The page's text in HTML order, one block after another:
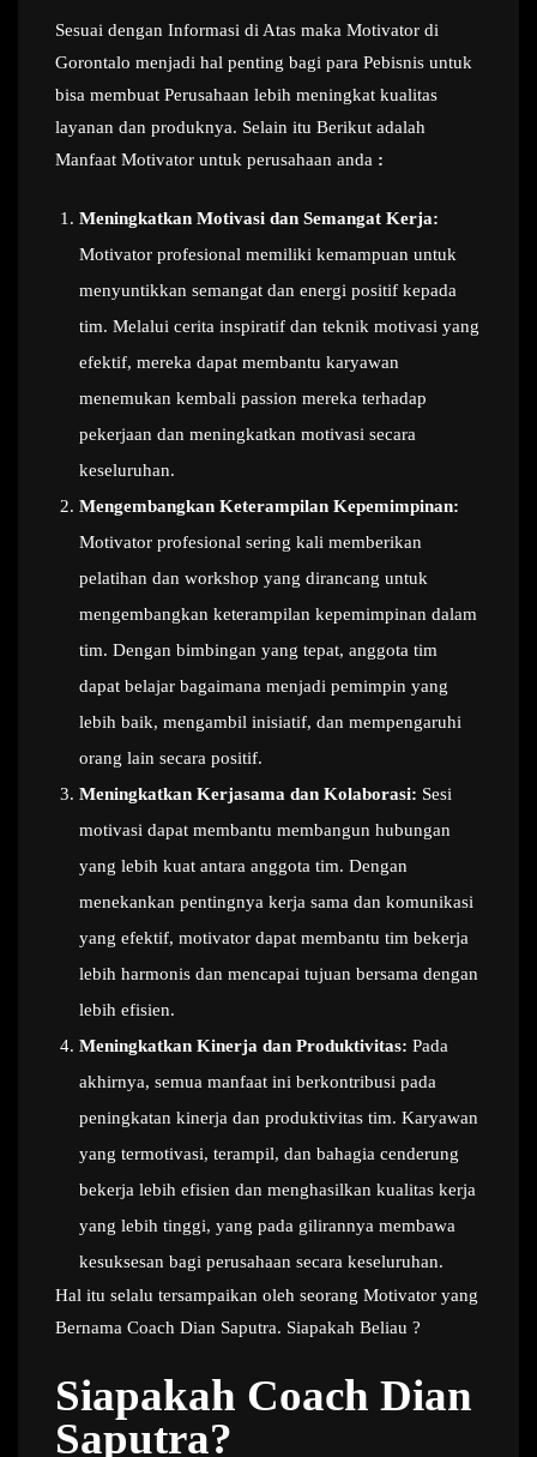
Sesuai dengan Informasi di Atas maka Motivator di
Gorontalo menjadi hal penting bagi para Pebisnis untuk
bisa membuat Perusahaan lebih meningkat kualitas
layanan dan produknya. Selain itu Berikut adalah
Manfaat Motivator untuk perusahaan anda :
Meningkatkan Motivasi dan Semangat Kerja:
Motivator profesional memiliki kemampuan untuk
menyuntikkan semangat dan energi positif kepada
tim. Melalui cerita inspiratif dan teknik motivasi yang
efektif, mereka dapat membantu karyawan
menemukan kembali passion mereka terhadap
pekerjaan dan meningkatkan motivasi secara
keseluruhan.
Mengembangkan Keterampilan Kepemimpinan:
Motivator profesional sering kali memberikan
pelatihan dan workshop yang dirancang untuk
mengembangkan keterampilan kepemimpinan dalam
tim. Dengan bimbingan yang tepat, anggota tim
dapat belajar bagaimana menjadi pemimpin yang
lebih baik, mengambil inisiatif, dan mempengaruhi
orang lain secara positif.
Meningkatkan Kerjasama dan Kolaborasi: Sesi
motivasi dapat membantu membangun hubungan
yang lebih kuat antara anggota tim. Dengan
menekankan pentingnya kerja sama dan komunikasi
yang efektif, motivator dapat membantu tim bekerja
lebih harmonis dan mencapai tujuan bersama dengan
lebih efisien.
Meningkatkan Kinerja dan Produktivitas: Pada
akhirnya, semua manfaat ini berkontribusi pada
peningkatan kinerja dan produktivitas tim. Karyawan
yang termotivasi, terampil, dan bahagia cenderung
bekerja lebih efisien dan menghasilkan kualitas kerja
yang lebih tinggi, yang pada gilirannya membawa
kesuksesan bagi perusahaan secara keseluruhan.
Hal itu selalu tersampaikan oleh seorang Motivator yang
Bernama Coach Dian Saputra. Siapakah Beliau ?
Siapakah Coach Dian
Saputra?